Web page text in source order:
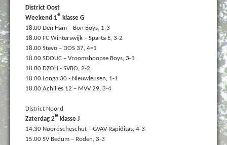
District Oost
Weekend 1e klasse G
18.00 Den Ham – Bon Boys, 1-3
18.00 FC Winterswijk – Sparta E, 3-2
18.00 Stevo – DOS 37, 4=1
18.00 SDOUC – Vroomshoopse Boys, 3-1
18.00 DZOH - SVBO, 2-2
18.00 Longa 30 - Nieuwleusen, 1-1
18.00 Achilles 12 – MVV 29, 3-4
District Noord
Zaterdag 2e klasse J
14.30 Noordscheschut – GVAV-Rapiditas, 4-3
15.00 SV Bedum – Roden, 3-3